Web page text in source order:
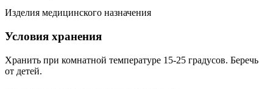
Изделия медицинского назначения
Условия хранения
Хранить при комнатной температуре 15-25 градусов. Беречь
от детей.